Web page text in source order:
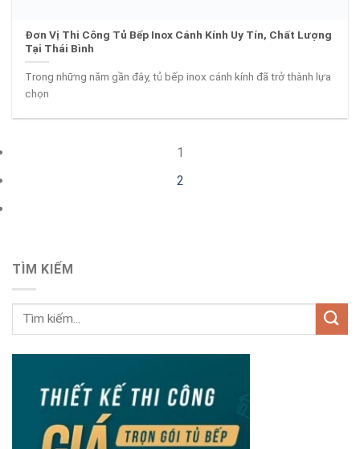
Đơn Vị Thi Công Tủ Bếp Inox Cánh Kính Uy Tín, Chất Lượng
Tại Thái Bình
Trong những năm gần đây, tủ bếp inox cánh kính đã trở thành lựa
chọn
1
2
TÌM KIẾM